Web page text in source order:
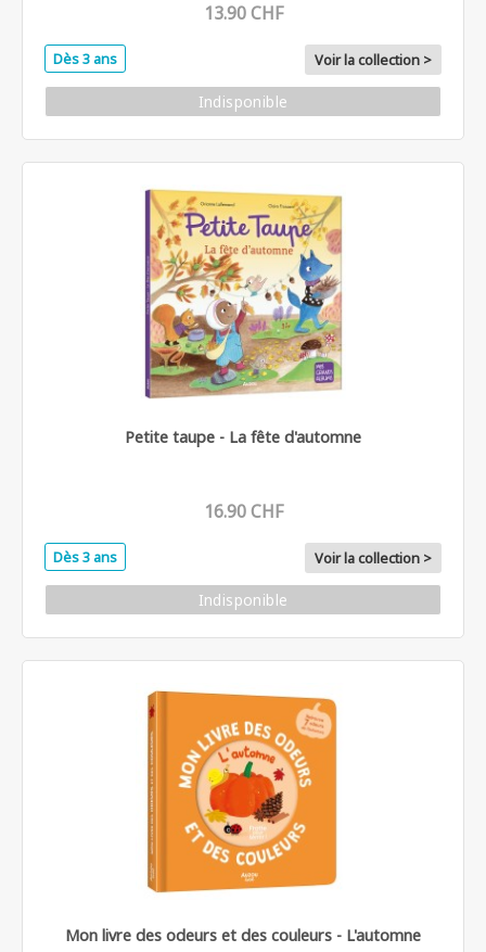
13.90 CHF
Dès 3 ans Voir la collection >
Indisponible
Petite taupe - La fête d'automne
16.90 CHF
Dès 3 ans Voir la collection >
Indisponible
Mon livre des odeurs et des couleurs - L'automne